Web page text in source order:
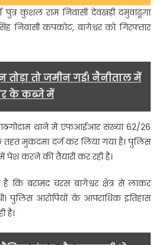
कुशल राम निवासी देवखड़ी दमुवाढूंगा
निवासी कपकोट, बागेश्वर को गिरफ्तार
तोड़ा तो जमीन गई! नैनीताल में
के कब्जे में
थाने में एफआईआर संख्या 62/26
तहत मुकदमा दर्ज कर लिया गया है। पुलिस
पेश करने की तैयारी कर रही है।
कि बरामद चरस बागेश्वर क्षेत्र से लाकर
पुलिस आरोपियों के आपराधिक इतिहास
है।